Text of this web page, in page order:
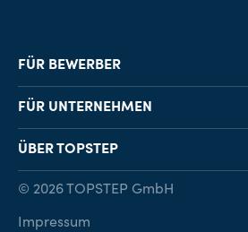
FÜR BEWERBER
Job-Finder
Karriereberatung
FÜR UNTERNEHMEN
Personalvermittlung
Personalsuche
ÜBER TOPSTEP
© 2026 TOPSTEP GmbH
Impressum